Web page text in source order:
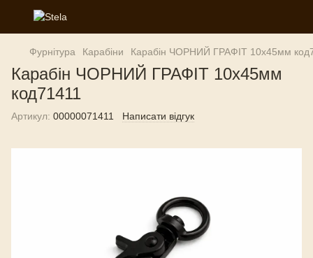
Фурнітура Карабіни Карабін ЧОРНИЙ ГРАФІТ 10х45мм
Карабін ЧОРНИЙ ГРАФІТ 10х45мм
код71411
Артикул: 00000071411 Написати відгук